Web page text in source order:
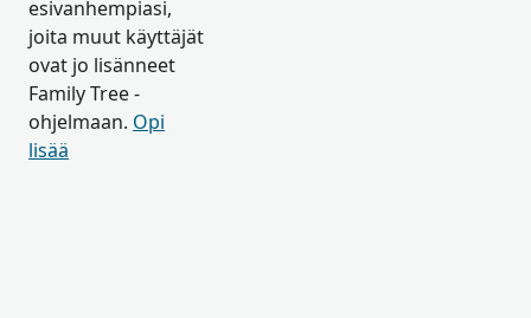
esivanhempiasi,
joita muut käyttäjät
ovat jo lisänneet
Family Tree -
ohjelmaan. Opi
lisää